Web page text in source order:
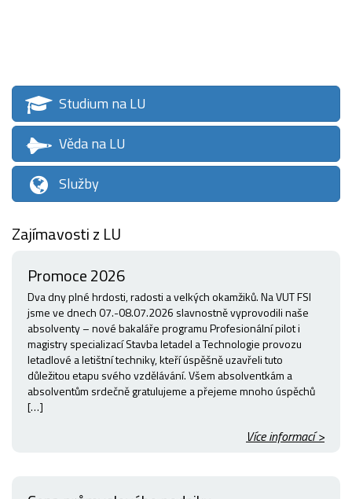
Studium na LU
Věda na LU
Služby
Zajímavosti z LU
Promoce 2026
Dva dny plné hrdosti, radosti a velkých okamžiků. Na VUT FSI
jsme ve dnech 07.-08.07.2026 slavnostně vyprovodili naše
absolventy – nové bakaláře programu Profesionální pilot i
magistry specializací Stavba letadel a Technologie provozu
letadlové a letištní techniky, kteří úspěšně uzavřeli tuto
důležitou etapu svého vzdělávání. Všem absolventkám a
absolventům srdečně gratulujeme a přejeme mnoho úspěchů
[…]
Více informací >